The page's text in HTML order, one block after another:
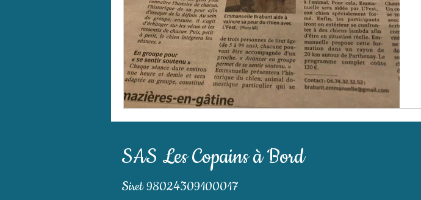
SAS Les Copains à Bord
Siret 98024309100017